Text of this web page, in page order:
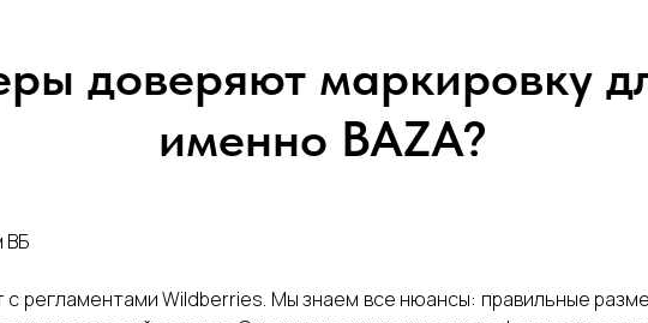
доверяют маркировку
именно BAZA?
ВБ
регламентами Wildberries. Мы знаем все нюансы: правильные